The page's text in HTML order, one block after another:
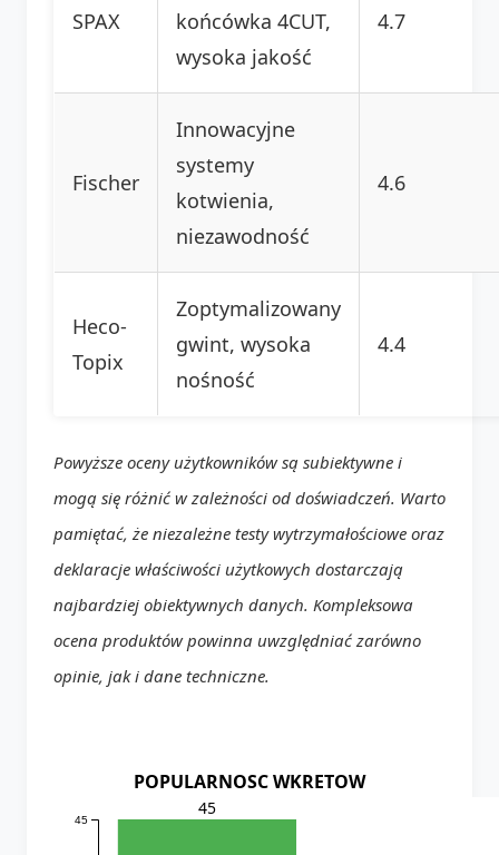
SPAX
końcówka 4CUT,
wysoka jakość
4.7
Fischer
Innowacyjne
systemy
kotwienia,
niezawodność
4.6
Heco-
Topix
Zoptymalizowany
gwint, wysoka
nośność
4.4
Powyższe oceny użytkowników są subiektywne i
mogą się różnić w zależności od doświadczeń. Warto
pamiętać, że niezależne testy wytrzymałościowe oraz
deklaracje właściwości użytkowych dostarczają
najbardziej obiektywnych danych. Kompleksowa
ocena produktów powinna uwzględniać zarówno
opinie, jak i dane techniczne.
POPULARNOSC WKRETOW
45
45